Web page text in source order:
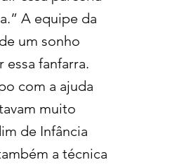
A equipe da
um sonho
essa fanfarra.
com a ajuda
muito
de Infância
a técnica